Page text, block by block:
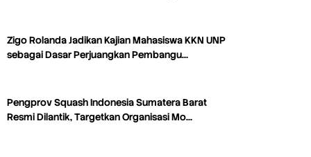
Zigo Rolanda Jadikan Kajian Mahasiswa KKN UNP
sebagai Dasar Perjuangkan Pembangu…
Pengprov Squash Indonesia Sumatera Barat
Resmi Dilantik, Targetkan Organisasi Mo…